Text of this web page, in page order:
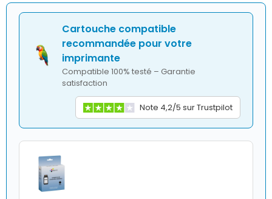
Cartouche compatible
recommandée pour votre
imprimante
Compatible 100% testé – Garantie
satisfaction
Note 4,2/5 sur Trustpilot